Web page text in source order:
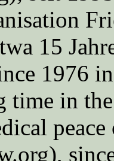
15
1976
time in